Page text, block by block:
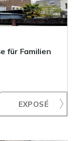
für Familien